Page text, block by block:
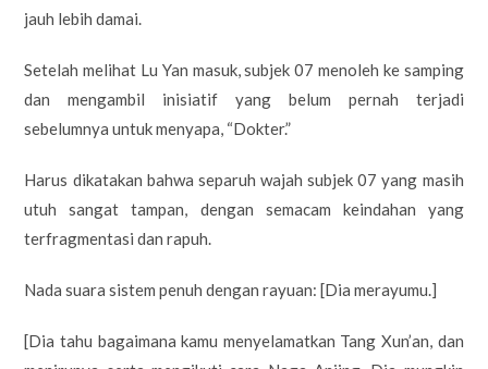
jauh lebih damai.
Setelah melihat Lu Yan masuk, subjek 07 menoleh ke samping
dan mengambil inisiatif yang belum pernah terjadi
sebelumnya untuk menyapa, “Dokter.”
Harus dikatakan bahwa separuh wajah subjek 07 yang masih
utuh sangat tampan, dengan semacam keindahan yang
terfragmentasi dan rapuh.
Nada suara sistem penuh dengan rayuan: [Dia merayumu.]
[Dia tahu bagaimana kamu menyelamatkan Tang Xun’an, dan